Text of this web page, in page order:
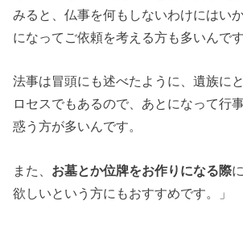
みると、仏事を何もしないわけにはい
になってご依頼を考える方も多いんです
法事は冒頭にも述べたように、遺族に
ロセスでもあるので、あとになって行
惑う方が多いんです。
また、 お墓とか位牌をお作りになる際
欲しいという方にもおすすめです。」